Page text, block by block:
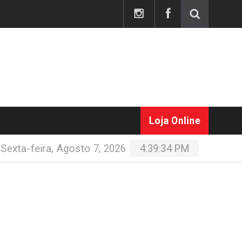
Loja Online
4:39:34 PM
Sexta-feira, Agosto 7, 2026